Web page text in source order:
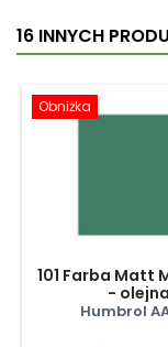
16 INNYCH
Obniżka
101 Farba Matt
- olejna
Humbrol